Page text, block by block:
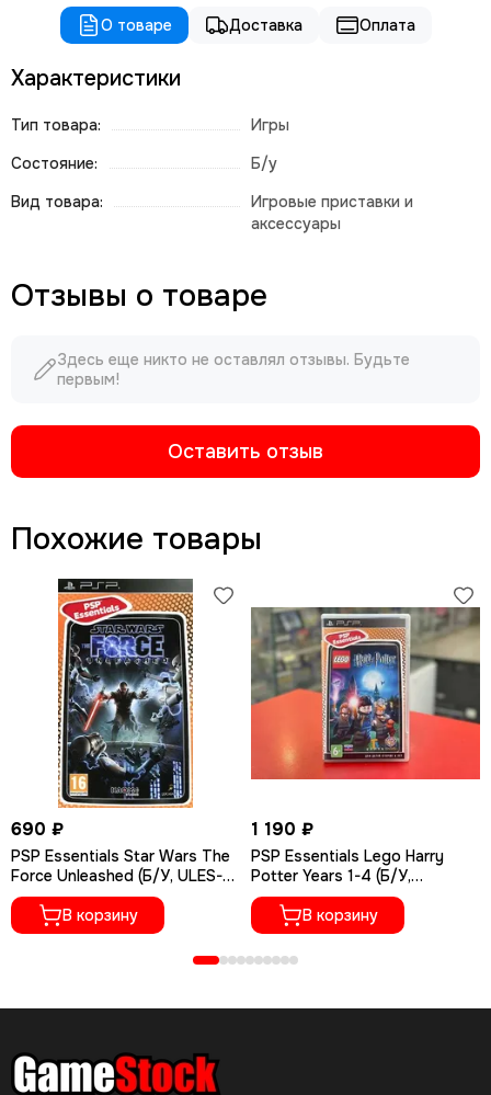
О товаре Доставка Оплата
Характеристики
Тип товара:
Игры
Состояние:
Б/у
Вид товара:
Игровые приставки и
аксессуары
Отзывы о товаре
Здесь еще никто не оставлял отзывы. Будьте
первым!
Оставить отзыв
Похожие товары
690 ₽
PSP Essentials Star Wars The
Force Unleashed (Б/У, ULES-
00981)
В корзину
1 190 ₽
PSP Essentials Lego Harry
Potter Years 1-4 (Б/У,
Английская версия, ULES-
01351) В корзину